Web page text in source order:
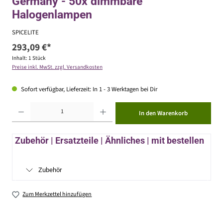
Halogenlampen
SPICELITE
293,09 €*
Inhalt: 1 Stück
Preise inkl. MwSt. zzgl. Versandkosten
Sofort verfügbar, Lieferzeit: In 1 - 3 Werktagen bei Dir
In den Warenkorb
Zubehör | Ersatzteile | Ähnliches | mit bestellen
Zubehör
Zum Merkzettel hinzufügen